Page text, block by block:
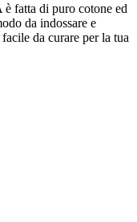
fatta di puro cotone ed
da indossare e
da curare per la tua